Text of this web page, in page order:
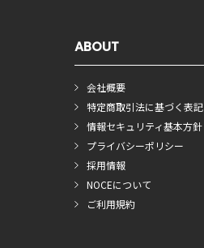
ABOUT
会社概要
特定商取引法に基づく表記
情報セキュリティ基本方針
プライバシーポリシー
採用情報
NOCEについて
ご利用規約